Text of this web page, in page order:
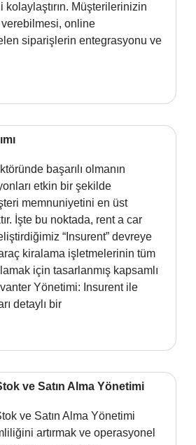
Müşterilerinizin
online
siparişlerin entegrasyonu ve
başarılı olmanın
etkin bir şekilde
memnuniyetini en üst
İşte bu noktada, rent a car
“Insurent” devreye
kiralama işletmelerinin tüm
için tasarlanmış kapsamlı
Yönetimi: Insurent ile
detaylı bir
Stok ve Satın Alma Yönetimi
ve Satın Alma Yönetimi
artırmak ve operasyonel